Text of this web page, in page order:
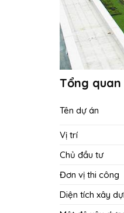
Tổng
Tên dự án
Vị trí
Chủ đầu tư
Đơn vị thi công
Diện tích xây